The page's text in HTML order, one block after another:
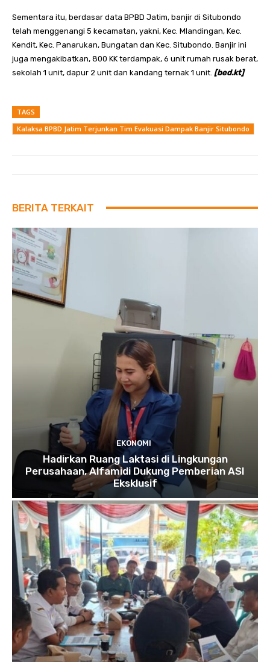
Sementara itu, berdasar data BPBD Jatim, banjir di Situbondo
telah menggenangi 5 kecamatan, yakni, Kec. Mlandingan, Kec.
Kendit, Kec. Panarukan, Bungatan dan Kec. Situbondo. Banjir ini
juga mengakibatkan, 800 KK terdampak, 6 unit rumah rusak berat,
sekolah 1 unit, dapur 2 unit dan kandang ternak 1 unit. [bed.kt]
TAGS
Kalaksa BPBD Jatim Terjunkan Tim Evakuasi Dampak Banjir Situbondo
BERITA TERKAIT
EKONOMI
Hadirkan Ruang Laktasi di Lingkungan
Perusahaan, Alfamidi Dukung Pemberian ASI
Eksklusif